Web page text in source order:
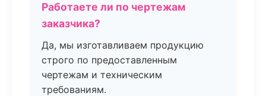
Работаете ли по чертежам
заказчика?
Да, мы изготавливаем продукцию
строго по предоставленным
чертежам и техническим
требованиям.